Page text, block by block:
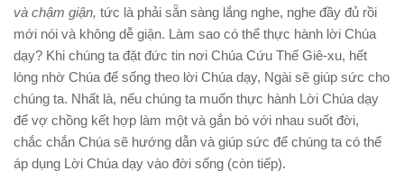
và chậm giận, tức là phải sẵn sàng lắng nghe, nghe đầy đủ rồi
mới nói và không dễ giận. Làm sao có thể thực hành lời Chúa
dạy? Khi chúng ta đặt đức tin nơi Chúa Cứu Thế Giê-xu, hết
lòng nhờ Chúa để sống theo lời Chúa dạy, Ngài sẽ giúp sức cho
chúng ta. Nhất là, nếu chúng ta muốn thực hành Lời Chúa dạy
để vợ chồng kết hợp làm một và gắn bó với nhau suốt đời,
chắc chắn Chúa sẽ hướng dẫn và giúp sức để chúng ta có thể
áp dụng Lời Chúa dạy vào đời sống (còn tiếp).